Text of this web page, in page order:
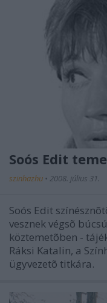
Soós Edit
szinhazhu • 2008. július 31.
Soós Edit
vesznek végsõ
köztemetõben -
Ráksi Katalin, a
ügyvezetõ titkára.